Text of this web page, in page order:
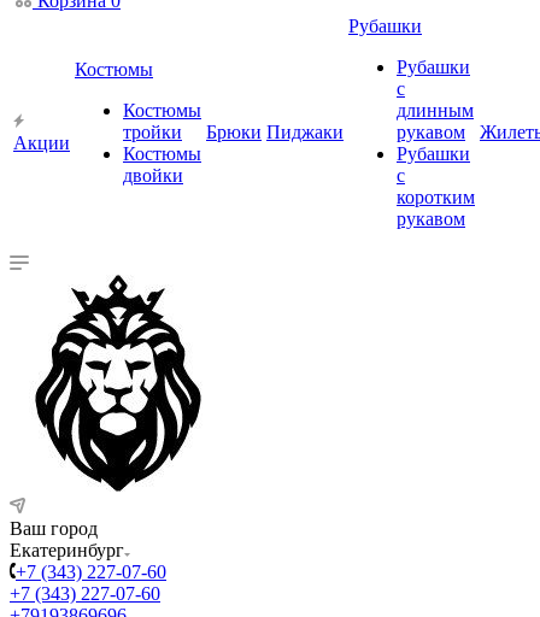
Акции
Костюмы
Костюмы
тройки
Костюмы
двойки
Брюки Пиджаки
Рубашки
Рубашки
с
длинным
рукавом
Рубашки
с
коротким
рукавом
Ваш город
Екатеринбург
+7 (343) 227-07-60
+7 (343) 227-07-60